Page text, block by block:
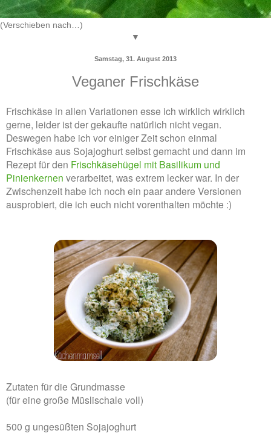
▼
Samstag, 31. August 2013
Veganer Frischkäse
Frischkäse in allen Variationen esse ich wirklich wirklich
gerne, leider ist der gekaufte natürlich nicht vegan.
Deswegen habe ich vor einiger Zeit schon einmal
Frischkäse aus Sojajoghurt selbst gemacht und dann im
Rezept für den Frischkäsehügel mit Basilikum und
Pinienkernen verarbeitet, was extrem lecker war. In der
Zwischenzeit habe ich noch ein paar andere Versionen
ausprobiert, die ich euch nicht vorenthalten möchte :)
Zutaten für die Grundmasse
(für eine große Müslischale voll)
500 g ungesüßten Sojajoghurt